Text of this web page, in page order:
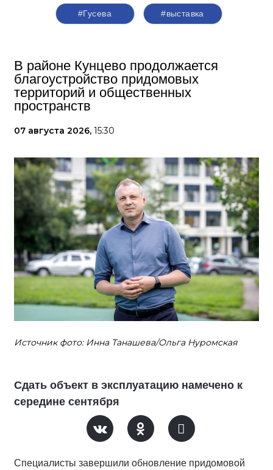
#Гусева #выставка
В районе Кунцево продолжается
благоустройство придомовых
территорий и общественных
пространств
07 августа 2026, 15:30
Источник фото: Инна Танашева/Ольга Нуромская
Сдать объект в эксплуатацию намечено к
середине сентября
Специалисты завершили обновление придомовой